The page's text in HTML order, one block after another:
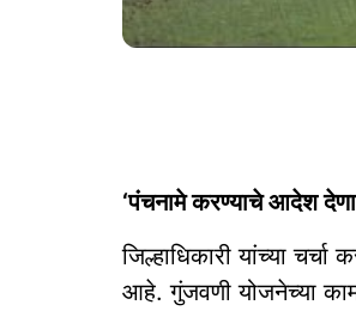
‘पंचनामे करण्याचे आदेश
जिल्हाधिकारी यांच्या
आहे. गुंजवणी योजनेच्या